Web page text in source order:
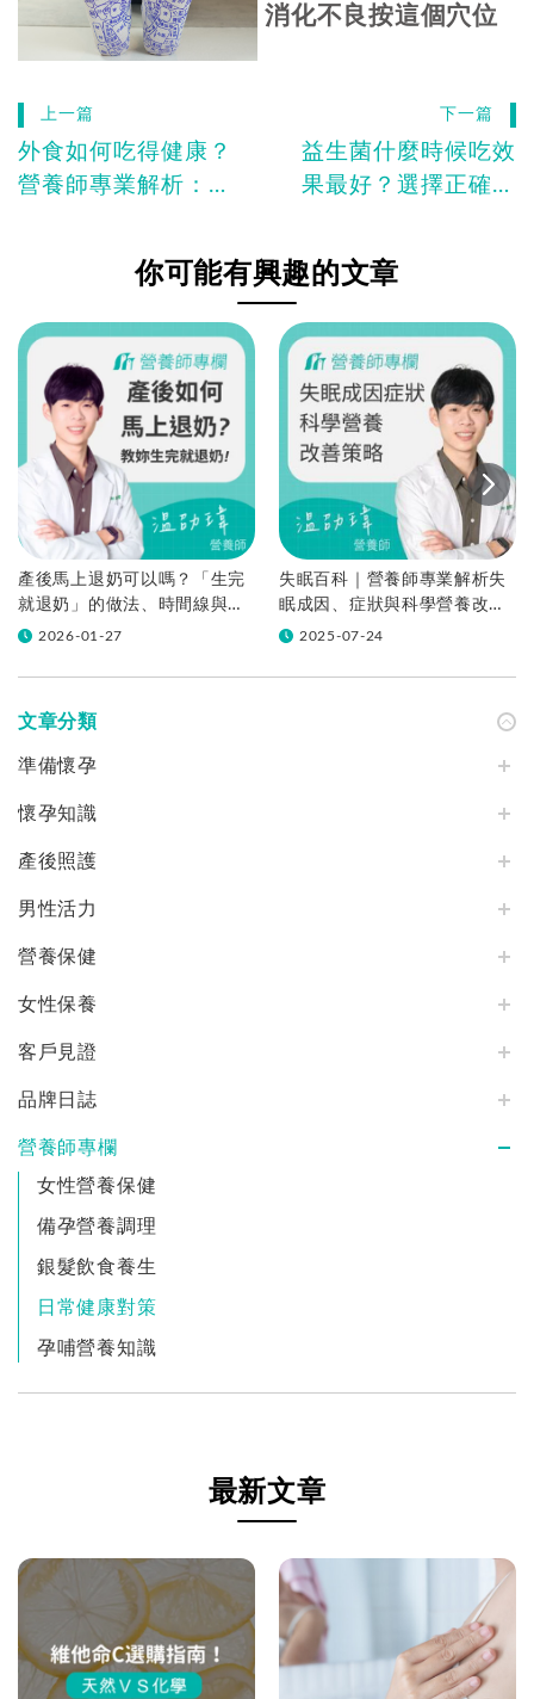
消化不良按這個穴位
上一篇
外食如何吃得健康？
營養師專業解析：把
下一篇
益生菌什麼時候吃效
果最好？選擇正確時
你可能有興趣的文章
產後馬上退奶可以嗎？「生完
就退奶」的做法、時間線與塞
奶風險完整指南
2026-01-27
失眠百科｜營養師專業解析失
眠成因、症狀與科學營養改善
策略2025-07-24
文章分類
準備懷孕
懷孕知識
產後照護
男性活力
營養保健
女性保養
客戶見證
品牌日誌
營養師專欄
女性營養保健
備孕營養調理
銀髮飲食養生
日常健康對策
孕哺營養知識
最新文章